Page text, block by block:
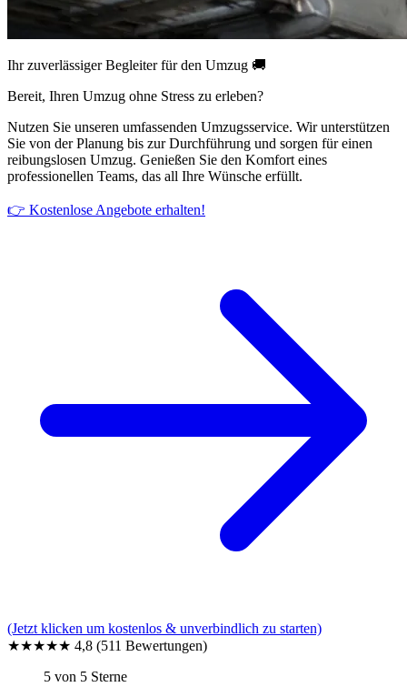
Ihr zuverlässiger Begleiter für den Umzug 🚚
Bereit, Ihren Umzug ohne Stress zu erleben?
Nutzen Sie unseren umfassenden Umzugsservice. Wir unterstützen
Sie von der Planung bis zur Durchführung und sorgen für einen
reibungslosen Umzug. Genießen Sie den Komfort eines
professionellen Teams, das all Ihre Wünsche erfüllt.
👉 Kostenlose Angebote erhalten!
(Jetzt klicken um kostenlos & unverbindlich zu starten)
★★★★★ 4,8 (511 Bewertungen)
5 von 5 Sterne